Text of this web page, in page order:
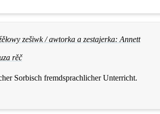
zešiwk / awtorka a zestajerka: Annett
rěč
Sorbisch fremdsprachlicher Unterricht.